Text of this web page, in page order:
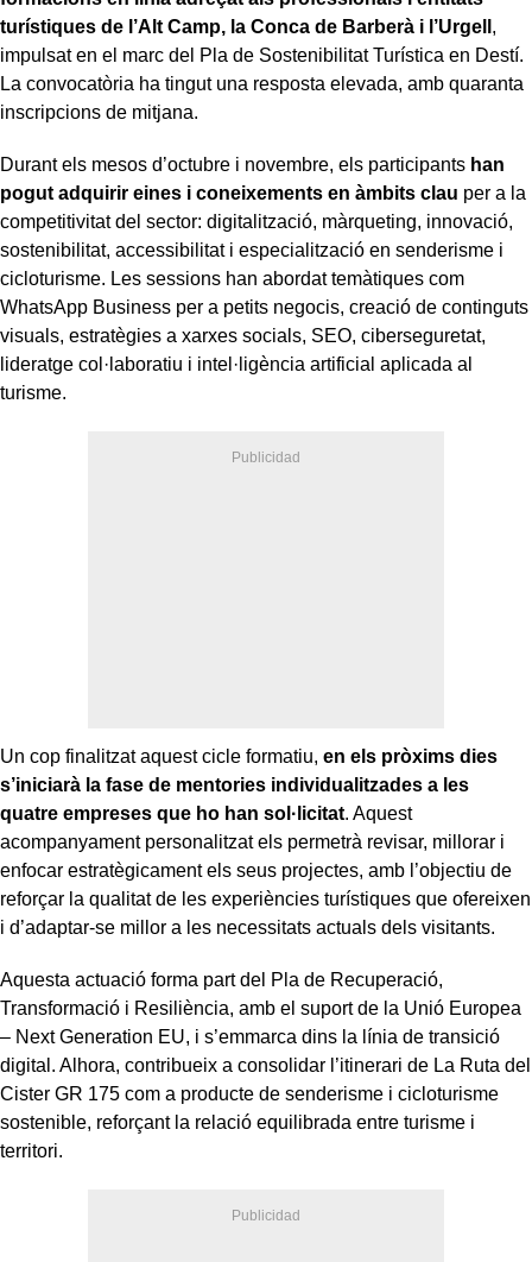
turístiques de l’Alt Camp, la Conca de Barberà i l’Urgell ,
impulsat en el marc del Pla de Sostenibilitat Turística en Destí.
La convocatòria ha tingut una resposta elevada, amb quaranta
inscripcions de mitjana.
Durant els mesos d’octubre i novembre, els participants han
pogut adquirir eines i coneixements en àmbits clau per a la
competitivitat del sector: digitalització, màrqueting, innovació,
sostenibilitat, accessibilitat i especialització en senderisme i
cicloturisme. Les sessions han abordat temàtiques com
WhatsApp Business per a petits negocis, creació de continguts
visuals, estratègies a xarxes socials, SEO, ciberseguretat,
lideratge col·laboratiu i intel·ligència artificial aplicada al
turisme.
Un cop finalitzat aquest cicle formatiu, en els pròxims dies
s’iniciarà la fase de mentories individualitzades a les
quatre empreses que ho han sol·licitat. Aquest
acompanyament personalitzat els permetrà revisar, millorar i
enfocar estratègicament els seus projectes, amb l’objectiu de
reforçar la qualitat de les experiències turístiques que ofereixen
i d’adaptar-se millor a les necessitats actuals dels visitants.
Aquesta actuació forma part del Pla de Recuperació,
Transformació i Resiliència, amb el suport de la Unió Europea
– Next Generation EU, i s’emmarca dins la línia de transició
digital. Alhora, contribueix a consolidar l’itinerari de La Ruta del
Cister GR 175 com a producte de senderisme i cicloturisme
sostenible, reforçant la relació equilibrada entre turisme i
territori.